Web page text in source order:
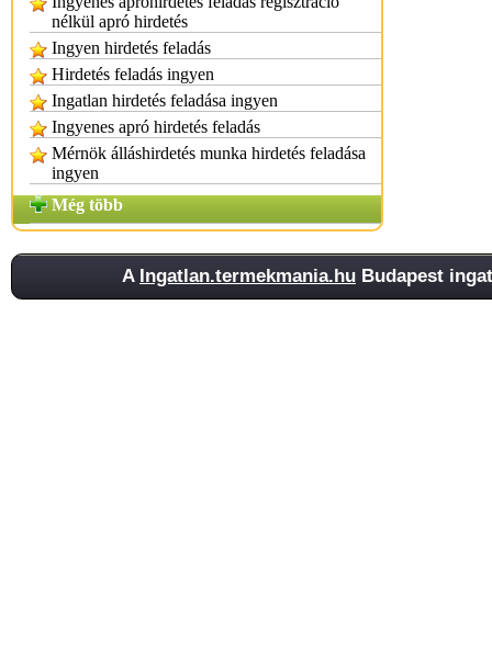
nélkül apró hirdetés
Ingyen hirdetés feladás
Hirdetés feladás ingyen
Ingatlan hirdetés feladása ingyen
Ingyenes apró hirdetés feladás
Mérnök álláshirdetés munka hirdetés feladása
ingyen
Még több
A Ingatlan.termekmania.hu Budapest